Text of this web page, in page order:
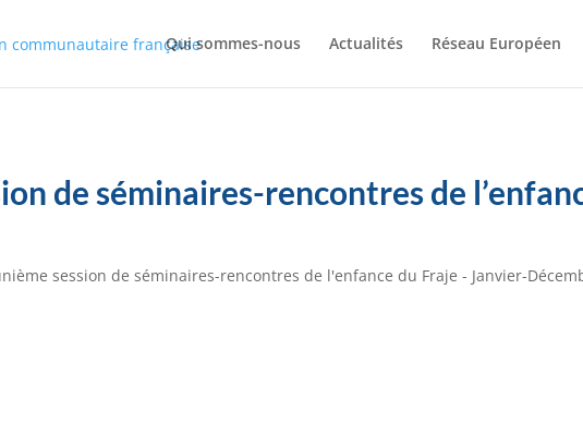
Qui sommes-nous Actualités Réseau Européen
de séminaires-rencontres de